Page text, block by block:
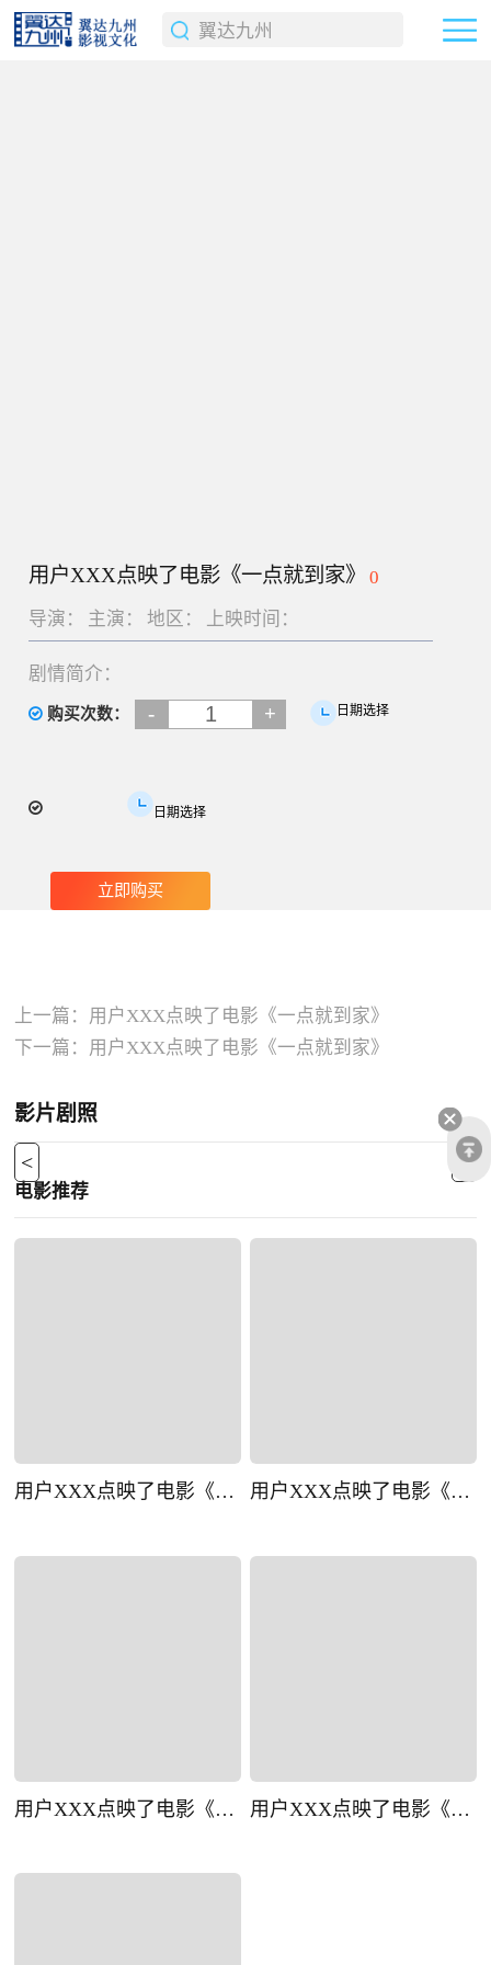
用户XXX点映了电影《一点就到家》 0
导演： 主演： 地区： 上映时间：
剧情简介：
购买次数： - + 日期选择
日期选择
上一篇： 用户XXX点映了电影《一点就到家》
下一篇： 用户XXX点映了电影《一点就到家》
影片剧照
< >
电影推荐
用户XXX点映了电影《一点就到家》 用户XXX点映了电影《一点就到家》
用户XXX点映了电影《一点就到家》 用户XXX点映了电影《一点就到家》